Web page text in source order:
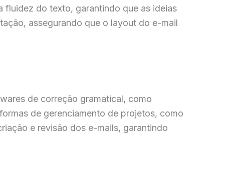
fluidez do texto, garantindo que as ideias
assegurando que o layout do e-mail
de correção gramatical, como
de gerenciamento de projetos, como
e revisão dos e-mails, garantindo